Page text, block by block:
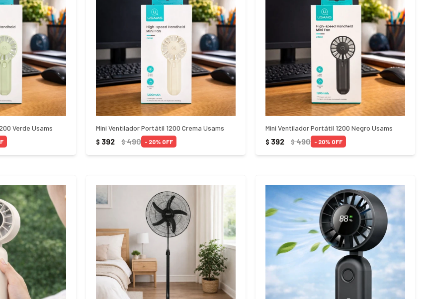
Verde Usams Mini Ventilador Portátil 1200 Crema Usams
$ 392 $490 20
Mini Ventilador Portátil 1200 Negro Usams
$ 392 $490 20